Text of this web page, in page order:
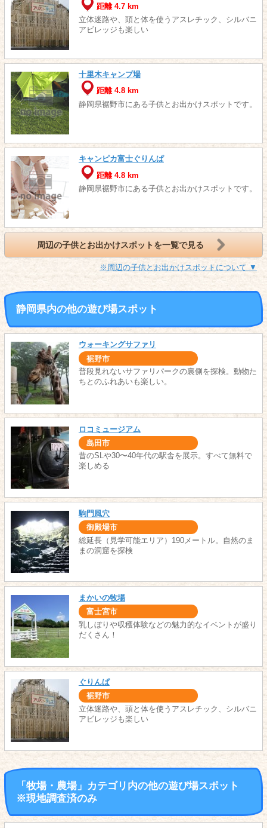
距離 4.7 km
立体迷路や、頭と体を使うアスレチック、シルバニ
アビレッジも楽しい
十里木キャンプ場
距離 4.8 km
静岡県裾野市にある子供とお出かけスポットです。
キャンピカ富士ぐりんぱ
距離 4.8 km
静岡県裾野市にある子供とお出かけスポットです。
周辺の子供とお出かけスポットを一覧で見る
※周辺の子供とお出かけスポットについて ▼
静岡県内の他の遊び場スポット
ウォーキングサファリ
裾野市
普段見れないサファリパークの裏側を探検。動物た
ちとのふれあいも楽しい。
ロコミュージアム
島田市
昔のSLや30〜40年代の駅舎を展示。すべて無料で
楽しめる
駒門風穴
御殿場市
総延長（見学可能エリア）190メートル。自然のま
まの洞窟を探検
まかいの牧場
富士宮市
乳しぼりや収穫体験などの魅力的なイベントが盛り
だくさん！
ぐりんぱ
裾野市
立体迷路や、頭と体を使うアスレチック、シルバニ
アビレッジも楽しい
「牧場・農場」カテゴリ内の他の遊び場スポット
※現地調査済のみ